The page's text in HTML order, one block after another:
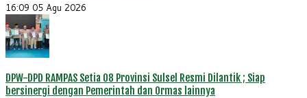
16:09 05 Agu 2026
DPW-DPD RAMPAS Setia 08 Provinsi Sulsel Resmi Dilantik ; Siap
bersinergi dengan Pemerintah dan Ormas lainnya